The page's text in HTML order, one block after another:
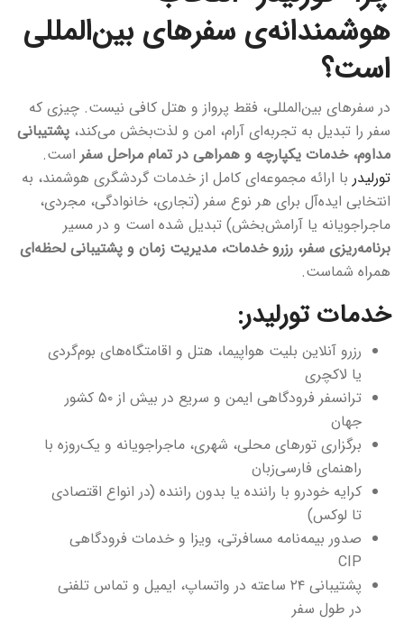
هوشمندانه‌ی سفرهای بین‌المللی
است؟
در سفرهای بین‌المللی، فقط پرواز و هتل کافی نیست. چیزی که
سفر را تبدیل به تجربه‌ای آرام، امن و لذت‌بخش می‌کند، پشتیبانی
مداوم، خدمات یکپارچه و همراهی در تمام مراحل سفر است.
تورلیدر با ارائه مجموعه‌ای کامل از خدمات گردشگری هوشمند، به
انتخابی ایده‌آل برای هر نوع سفر (تجاری، خانوادگی، مجردی،
ماجراجویانه یا آرامش‌بخش) تبدیل شده است و در مسیر
برنامه‌ریزی سفر، رزرو خدمات، مدیریت زمان و پشتیبانی لحظه‌ای
همراه شماست.
خدمات تورلیدر:
رزرو آنلاین بلیت هواپیما، هتل و اقامتگاه‌های بوم‌گردی
یا لاکچری
ترانسفر فرودگاهی ایمن و سریع در بیش از ۵۰ کشور
جهان
برگزاری تورهای محلی، شهری، ماجراجویانه و یک‌روزه با
راهنمای فارسی‌زبان
کرایه خودرو با راننده یا بدون راننده (در انواع اقتصادی
تا لوکس)
صدور بیمه‌نامه مسافرتی، ویزا و خدمات فرودگاهی
CIP
پشتیبانی ۲۴ ساعته در واتساپ، ایمیل و تماس تلفنی
در طول سفر